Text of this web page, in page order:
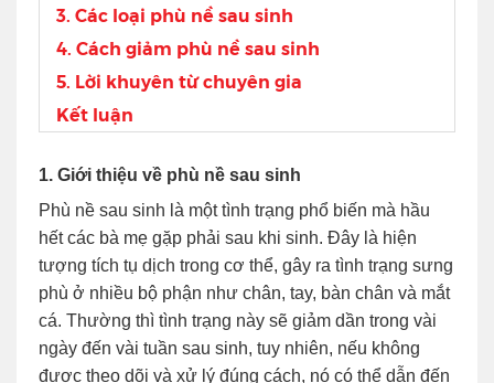
3. Các loại phù nề sau sinh
4. Cách giảm phù nề sau sinh
5. Lời khuyên từ chuyên gia
Kết luận
1. Giới thiệu về phù nề sau sinh
Phù nề sau sinh là một tình trạng phổ biến mà hầu
hết các bà mẹ gặp phải sau khi sinh. Đây là hiện
tượng tích tụ dịch trong cơ thể, gây ra tình trạng sưng
phù ở nhiều bộ phận như chân, tay, bàn chân và mắt
cá. Thường thì tình trạng này sẽ giảm dần trong vài
ngày đến vài tuần sau sinh, tuy nhiên, nếu không
được theo dõi và xử lý đúng cách, nó có thể dẫn đến